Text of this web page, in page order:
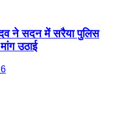
ने सदन में सरैया पुलिस
उठाई